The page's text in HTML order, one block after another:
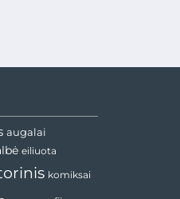
augalai
eiliuota
komiksai